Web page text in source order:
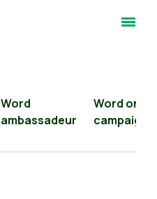
Word
ambassadeur
Word